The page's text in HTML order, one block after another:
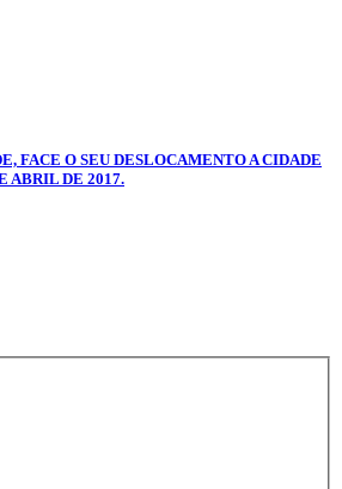
FACE O SEU DESLOCAMENTO A CIDADE
ABRIL DE 2017.